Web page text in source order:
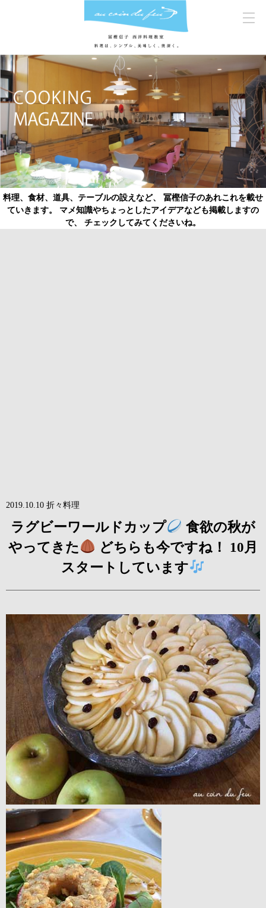
料理、食材、道具、テーブルの設えなど、 冨樫信子のあれこれを載せ
ていきます。 マメ知識やちょっとしたアイデアなども掲載しますの
で、 チェックしてみてくださいね。
2019.10.10 折々料理
ラグビーワールドカップ
食欲の秋が
やってきた
どちらも今ですね！ 10月
スタートしています